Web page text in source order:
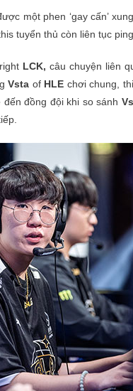
một phen ‘gay cấn’
tuyển thủ còn liên tục
LCK, câu chuyện liên
Vsta of HLE chơi chung,
đồng đội khi so sánh